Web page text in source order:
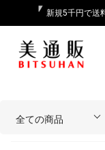
新規5千円で送